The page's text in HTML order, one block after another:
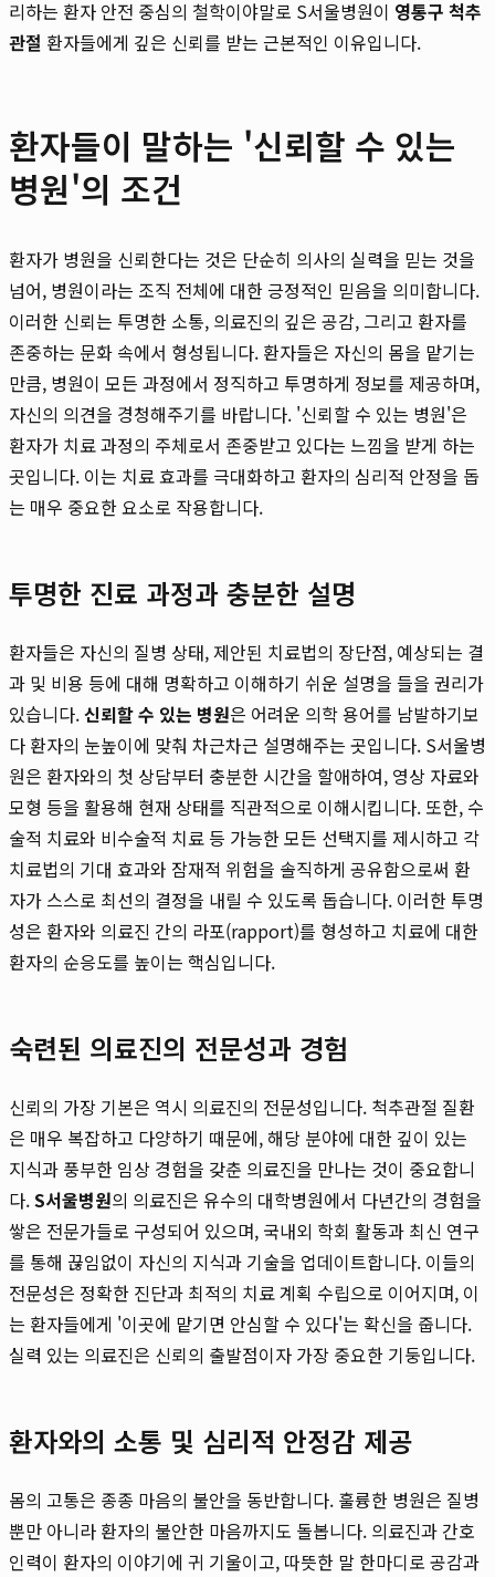
리하는 환자 안전 중심의 철학이야말로 S서울병원이 영통구 척추
관절 환자들에게 깊은 신뢰를 받는 근본적인 이유입니다.
환자들이 말하는 '신뢰할 수 있는
병원'의 조건
환자가 병원을 신뢰한다는 것은 단순히 의사의 실력을 믿는 것을
넘어, 병원이라는 조직 전체에 대한 긍정적인 믿음을 의미합니다.
이러한 신뢰는 투명한 소통, 의료진의 깊은 공감, 그리고 환자를
존중하는 문화 속에서 형성됩니다. 환자들은 자신의 몸을 맡기는
만큼, 병원이 모든 과정에서 정직하고 투명하게 정보를 제공하며,
자신의 의견을 경청해주기를 바랍니다. '신뢰할 수 있는 병원'은
환자가 치료 과정의 주체로서 존중받고 있다는 느낌을 받게 하는
곳입니다. 이는 치료 효과를 극대화하고 환자의 심리적 안정을 돕
는 매우 중요한 요소로 작용합니다.
투명한 진료 과정과 충분한 설명
환자들은 자신의 질병 상태, 제안된 치료법의 장단점, 예상되는 결
과 및 비용 등에 대해 명확하고 이해하기 쉬운 설명을 들을 권리가
있습니다.신뢰할 수 있는 병원은 어려운 의학 용어를 남발하기보
다 환자의 눈높이에 맞춰 차근차근 설명해주는 곳입니다. S서울병
원은 환자와의 첫 상담부터 충분한 시간을 할애하여, 영상 자료와
모형 등을 활용해 현재 상태를 직관적으로 이해시킵니다. 또한, 수
술적 치료와 비수술적 치료 등 가능한 모든 선택지를 제시하고 각
치료법의 기대 효과와 잠재적 위험을 솔직하게 공유함으로써 환
자가 스스로 최선의 결정을 내릴 수 있도록 돕습니다. 이러한 투명
성은 환자와 의료진 간의 라포(rapport)를 형성하고 치료에 대한
환자의 순응도를 높이는 핵심입니다.
숙련된 의료진의 전문성과 경험
신뢰의 가장 기본은 역시 의료진의 전문성입니다. 척추관절 질환
은 매우 복잡하고 다양하기 때문에, 해당 분야에 대한 깊이 있는
지식과 풍부한 임상 경험을 갖춘 의료진을 만나는 것이 중요합니
다.S서울병원의 의료진은 유수의 대학병원에서 다년간의 경험을
쌓은 전문가들로 구성되어 있으며, 국내외 학회 활동과 최신 연구
를 통해 끊임없이 자신의 지식과 기술을 업데이트합니다. 이들의
전문성은 정확한 진단과 최적의 치료 계획 수립으로 이어지며, 이
는 환자들에게 '이곳에 맡기면 안심할 수 있다'는 확신을 줍니다.
실력 있는 의료진은 신뢰의 출발점이자 가장 중요한 기둥입니다.
환자와의 소통 및 심리적 안정감 제공
몸의 고통은 종종 마음의 불안을 동반합니다. 훌륭한 병원은 질병
뿐만 아니라 환자의 불안한 마음까지도 돌봅니다. 의료진과 간호
인력이 환자의 이야기에 귀 기울이고, 따뜻한 말 한마디로 공감과